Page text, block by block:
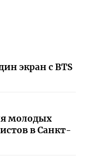
экран с BTS
молодых
в Санкт-